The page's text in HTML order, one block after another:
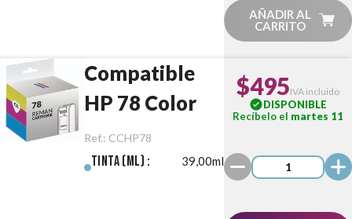
AÑADIR AL
CARRITO
Compatible
HP 78 Color
Ref.: CCHP78
Tinta (ml) : 39,00ml
$495IVA incluido
DISPONIBLE
Recíbelo el martes 11